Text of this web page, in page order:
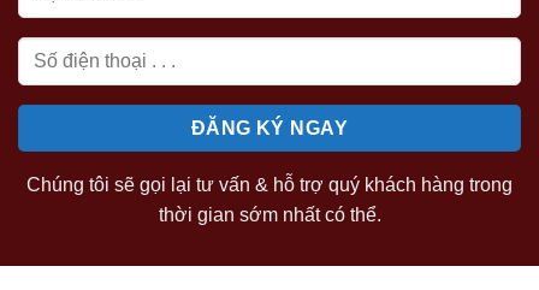
Chúng tôi sẽ gọi lại tư vấn & hỗ trợ quý khách hàng trong
thời gian sớm nhất có thể.